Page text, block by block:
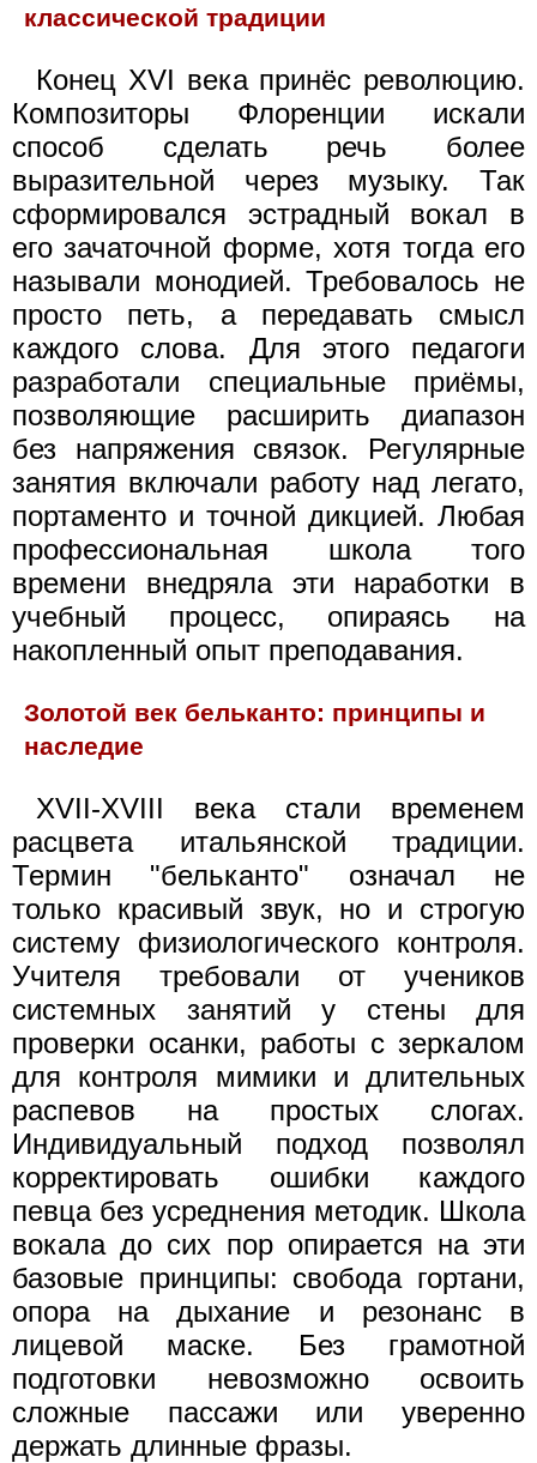
классической традиции
Конец XVI века принёс революцию.
Композиторы Флоренции искали
способ сделать речь более
выразительной через музыку. Так
сформировался эстрадный вокал в
его зачаточной форме, хотя тогда его
называли монодией. Требовалось не
просто петь, а передавать смысл
каждого слова. Для этого педагоги
разработали специальные приёмы,
позволяющие расширить диапазон
без напряжения связок. Регулярные
занятия включали работу над легато,
портаменто и точной дикцией. Любая
профессиональная школа того
времени внедряла эти наработки в
учебный процесс, опираясь на
накопленный опыт преподавания.
Золотой век бельканто: принципы и
наследие
XVII-XVIII века стали временем
расцвета итальянской традиции.
Термин "бельканто" означал не
только красивый звук, но и строгую
систему физиологического контроля.
Учителя требовали от учеников
системных занятий у стены для
проверки осанки, работы с зеркалом
для контроля мимики и длительных
распевов на простых слогах.
Индивидуальный подход позволял
корректировать ошибки каждого
певца без усреднения методик. Школа
вокала до сих пор опирается на эти
базовые принципы: свобода гортани,
опора на дыхание и резонанс в
лицевой маске. Без грамотной
подготовки невозможно освоить
сложные пассажи или уверенно
держать длинные фразы.